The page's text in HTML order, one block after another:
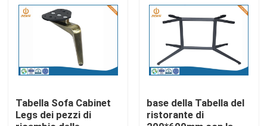
Chi siamo
Tabella Sofa Cabinet
Legs dei pezzi di
base della Tabella del
ristorante di